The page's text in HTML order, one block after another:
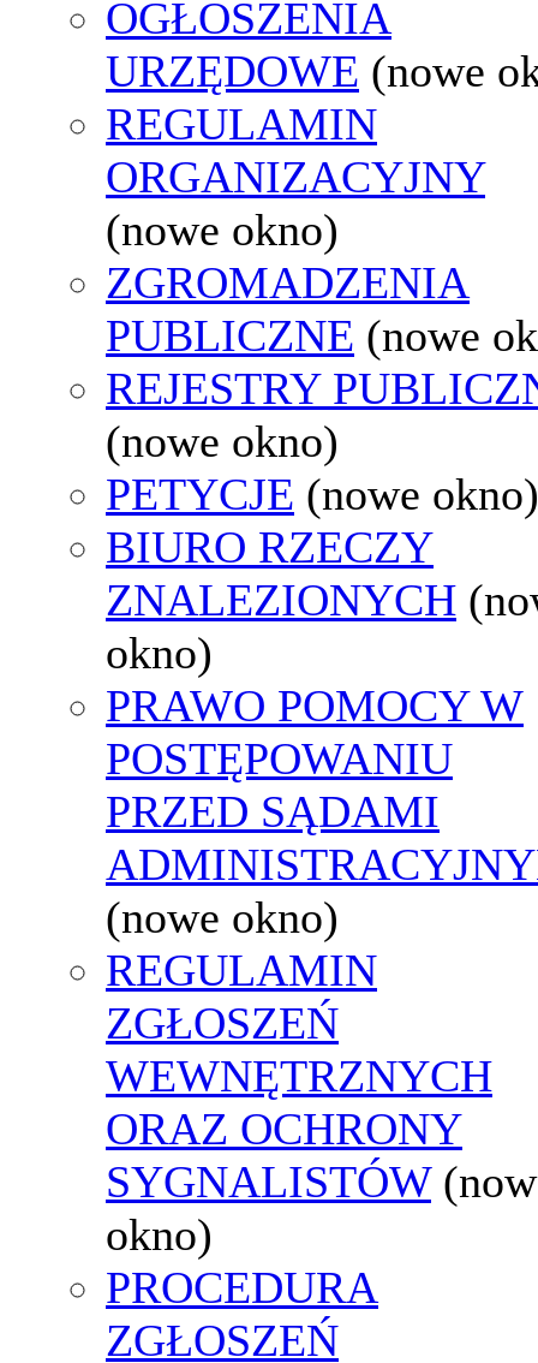
OGŁOSZENIA
URZĘDOWE (nowe
REGULAMIN
ORGANIZACYJNY
(nowe okno)
ZGROMADZENIA
PUBLICZNE (nowe
REJESTRY
(nowe okno)
PETYCJE (nowe okno)
BIURO RZECZY
ZNALEZIONYCH
okno)
PRAWO POMOCY W
POSTĘPOWANIU
PRZED SĄDAMI
(nowe okno)
REGULAMIN
ZGŁOSZEŃ
WEWNĘTRZNYCH
ORAZ OCHRONY
SYGNALISTÓW
okno)
PROCEDURA
ZGŁOSZEŃ